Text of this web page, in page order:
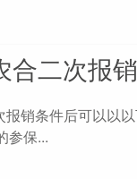
二次报
条件后可以以以
参保...